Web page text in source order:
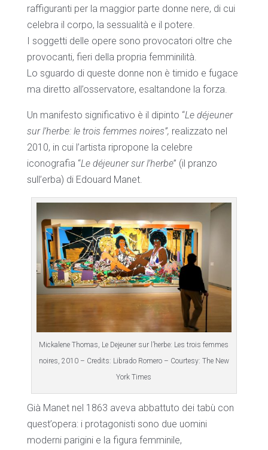
raffiguranti per la maggior parte donne nere, di cui
celebra il corpo, la sessualità e il potere.
I soggetti delle opere sono provocatori oltre che
provocanti, fieri della propria femminilità.
Lo sguardo di queste donne non è timido e fugace
ma diretto all’osservatore, esaltandone la forza.
Un manifesto significativo è il dipinto “Le déjeuner
sur l’herbe: le trois femmes noires”, realizzato nel
2010, in cui l’artista ripropone la celebre
iconografia “Le déjeuner sur l’herbe” (il pranzo
sull’erba) di Edouard Manet.
Mickalene Thomas, Le Dejeuner sur l’herbe: Les trois femmes
noires, 2010 – Credits: Librado Romero – Courtesy: The New
York Times
Già Manet nel 1863 aveva abbattuto dei tabù con
quest’opera: i protagonisti sono due uomini
moderni parigini e la figura femminile,